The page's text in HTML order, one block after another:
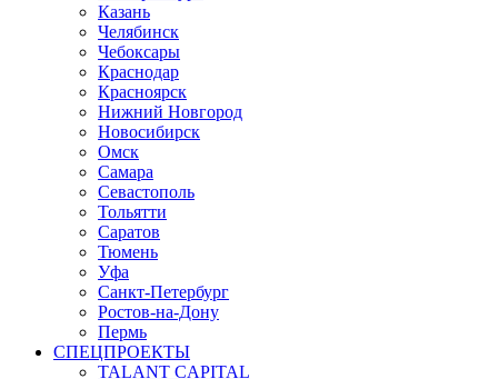
Казань
Челябинск
Чебоксары
Краснодар
Красноярск
Нижний Новгород
Новосибирск
Омск
Самара
Севастополь
Тольятти
Саратов
Тюмень
Уфа
Санкт-Петербург
Ростов-на-Дону
Пермь
СПЕЦПРОЕКТЫ
TALANT CAPITAL